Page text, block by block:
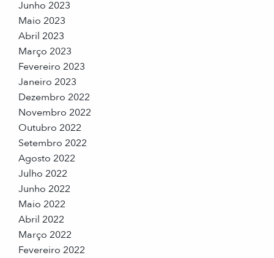
Junho 2023
Maio 2023
Abril 2023
Março 2023
Fevereiro 2023
Janeiro 2023
Dezembro 2022
Novembro 2022
Outubro 2022
Setembro 2022
Agosto 2022
Julho 2022
Junho 2022
Maio 2022
Abril 2022
Março 2022
Fevereiro 2022